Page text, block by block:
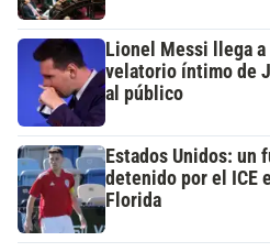
Lionel Messi llega
velatorio íntimo de
al público
Estados Unidos:
detenido por el ICE
Florida